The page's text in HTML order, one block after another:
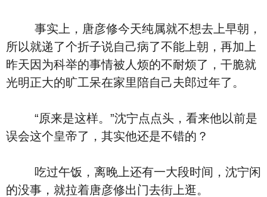
事实上，唐彦修今天纯属就不想去上早朝，
所以就递了个折子说自己病了不能上朝，再加上
昨天因为科举的事情被人烦的不耐烦了，干脆就
光明正大的旷工呆在家里陪自己夫郎过年了。
“原来是这样。”沈宁点点头，看来他以前是
误会这个皇帝了，其实他还是不错的？
吃过午饭，离晚上还有一大段时间，沈宁闲
的没事，就拉着唐彦修出门去街上逛。